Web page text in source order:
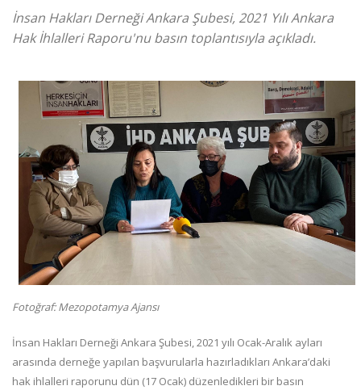
İnsan Hakları Derneği Ankara Şubesi, 2021 Yılı Ankara
Hak İhlalleri Raporu'nu basın toplantısıyla açıkladı.
Fotoğraf: Mezopotamya Ajansı
İnsan Hakları Derneği Ankara Şubesi, 2021 yılı Ocak-Aralık ayları
arasında derneğe yapılan başvurularla hazırladıkları Ankara’daki
hak ihlalleri raporunu dün (17 Ocak) düzenledikleri bir basın